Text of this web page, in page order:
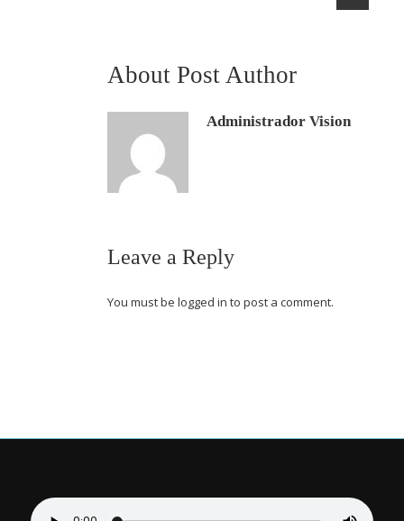
About Post Author
Administrador Vision
Leave a Reply
You must be logged in to post a comment.